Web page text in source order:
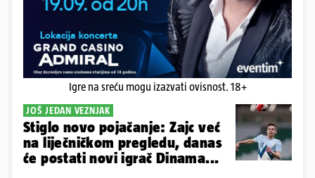
Igre na sreću mogu izazvati ovisnost. 18+
JOŠ JEDAN VEZNJAK
Stiglo novo pojačanje: Zajc već
na liječničkom pregledu, danas
će postati novi igrač Dinama...